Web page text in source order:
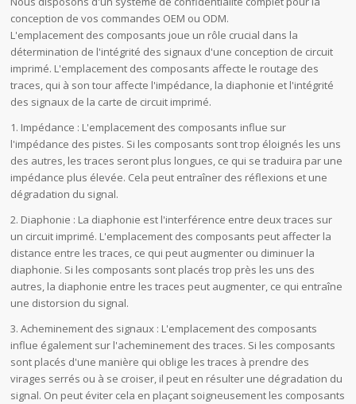
conception de vos commandes OEM ou ODM.
L'emplacement des composants joue un rôle crucial dans la
détermination de l'intégrité des signaux d'une conception de circuit
imprimé. L'emplacement des composants affecte le routage des
traces, qui à son tour affecte l'impédance, la diaphonie et l'intégrité
des signaux de la carte de circuit imprimé.
1. Impédance : L'emplacement des composants influe sur
l'impédance des pistes. Si les composants sont trop éloignés les uns
des autres, les traces seront plus longues, ce qui se traduira par une
impédance plus élevée. Cela peut entraîner des réflexions et une
dégradation du signal.
2. Diaphonie : La diaphonie est l'interférence entre deux traces sur
un circuit imprimé. L'emplacement des composants peut affecter la
distance entre les traces, ce qui peut augmenter ou diminuer la
diaphonie. Si les composants sont placés trop près les uns des
autres, la diaphonie entre les traces peut augmenter, ce qui entraîne
une distorsion du signal.
3. Acheminement des signaux : L'emplacement des composants
influe également sur l'acheminement des traces. Si les composants
sont placés d'une manière qui oblige les traces à prendre des
virages serrés ou à se croiser, il peut en résulter une dégradation du
signal. On peut éviter cela en plaçant soigneusement les composants